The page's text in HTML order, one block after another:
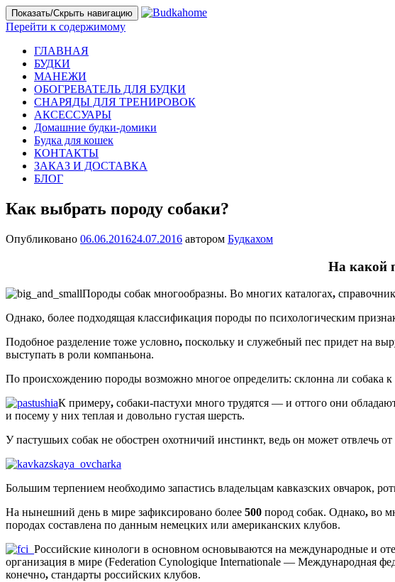
Показать/Скрыть навигацию
Перейти к содержимому
ГЛАВНАЯ
БУДКИ
МАНЕЖИ
ОБОГРЕВАТЕЛЬ ДЛЯ БУДКИ
СНАРЯДЫ ДЛЯ ТРЕНИРОВОК
АКСЕССУАРЫ
Домашние будки-домики
Будка для кошек
КОНТАКТЫ
ЗАКАЗ И ДОСТАВКА
БЛОГ
Как выбрать породу собаки?
Опубликовано 06.06.201624.07.2016 автором Будкахом
На какой
Породы собак многообразны. Во многих каталогах,
Однако, более подходящая классификация породы по психологическим
Подобное разделение тоже условно, поскольку и служебный пес придет на
выступать в роли компаньона.
По происхождению породы возможно многое определить: склонна ли собака к
К примеру, собаки-пастухи много трудятся — и оттого они
и посему у них теплая и довольно густая шерсть.
У пастушьих собак не обострен охотничий инстинкт, ведь он может отвлечь от
Большим терпением необходимо запастись владельцам кавказских овчарок,
На нынешний день в мире зафиксировано более 500 пород собак. Однако, во
породах составлена по данным немецких или американских клубов.
Российские кинологи в основном основываются на международные и
организация в мире (Federation Cynologique Internationale — Международная
конечно, стандарты российских клубов.